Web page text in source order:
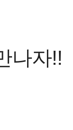
나자!!